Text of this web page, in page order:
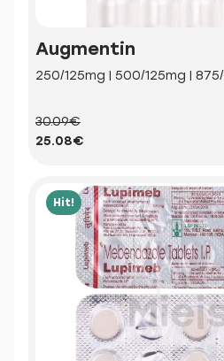
Augmentin
250/125mg | 500/125mg |
30.09€
25.08€
Hit!